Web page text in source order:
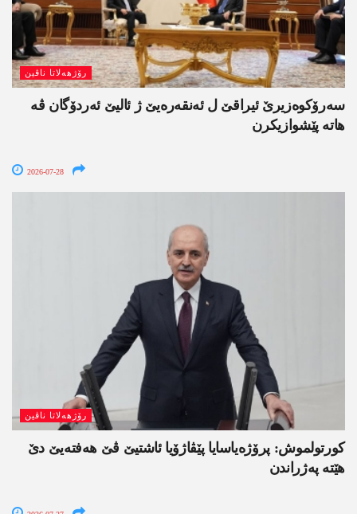
رۆژھەلاتا ناڤین
سەرۆکوەزیرێ ئیراقێ ل ئەنقەرەیێ ژ ئالیێ ئەردۆگان ڤە
ھاتە پێشوازیکرن
2026-07-28
رۆژھەلاتا ناڤین
کورتولموش: پرۆژەیاسایا پێڤاژۆیا ئاشتیێ ڤێ ھەفتەیێ دێ
هێتە پەژراندن